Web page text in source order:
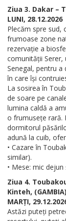
Ziua 3. Dakar –
LUNI, 28.12.2026
Plecăm spre sud,
frumoase zone
rezervație a
comunității Serer,
Senegal, pentru
în care își
La sosirea în
de soare pe
lumina caldă a
o frumusețe rară.
dormitorul
adună la cuib,
• Cazare în
similar).
• Mese: mic
Ziua 4.
Kinteh, (GAMBIA)
MARȚI,
Astăzi puteți